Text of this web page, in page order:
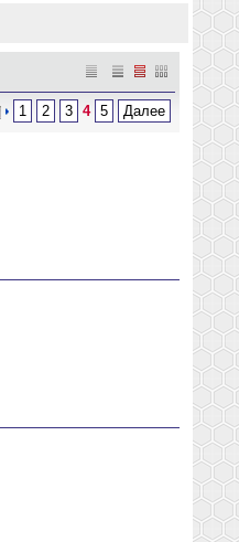
1 2 3 4 5 Далее